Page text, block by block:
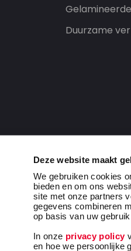
Deze website maakt
We gebruiken cookies
bieden en om ons
site met onze partners
gegevens combineren
op basis van uw
In onze privacy policy
en hoe we persoonlijke
Duurzame
2026 DaklaPack Group. All